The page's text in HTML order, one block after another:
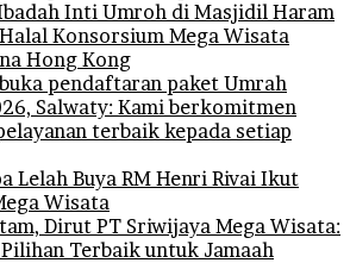
Inti Umroh di Masjidil Haram
Konsorsium Mega Wisata
Hong Kong
pendaftaran paket Umrah
Salwaty: Kami berkomitmen
terbaik kepada setiap
Lelah Buya RM Henri Rivai Ikut
Wisata
Dirut PT Sriwijaya Mega Wisata:
Terbaik untuk Jamaah